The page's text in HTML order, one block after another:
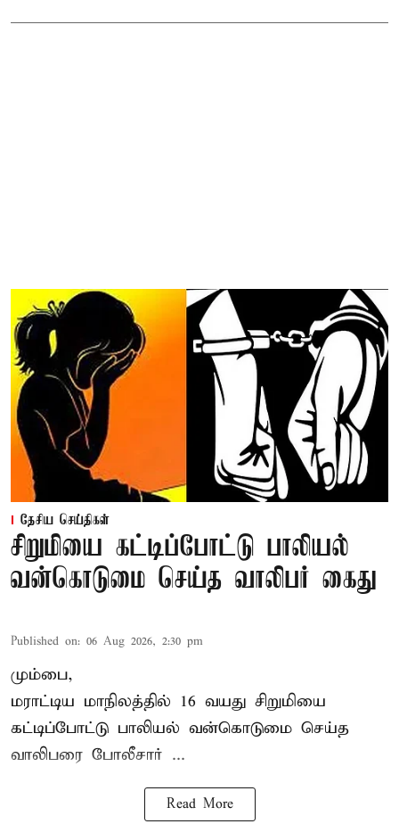
தேசிய செய்திகள்
சிறுமியை கட்டிப்போட்டு பாலியல்
வன்கொடுமை செய்த வாலிபர் கைது
Published on: 06 Aug 2026, 2:30 pm
மும்பை,
மராட்டிய மாநிலத்தில் 16 வயது சிறுமியை
கட்டிப்போட்டு பாலியல் வன்கொடுமை செய்த
வாலிபரை போலீசார் ...
Read More